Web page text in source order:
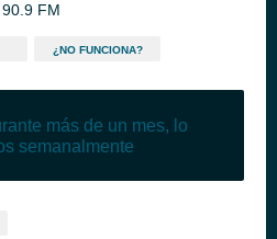
90.9 FM
¿NO FUNCIONA?
más de un mes, lo
semanalmente